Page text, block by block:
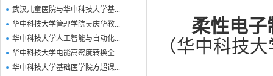
武汉儿童医院与华中科技大学基...
华中科技大学管理学院吴庆华教...
华中科技大学人工智能与自动化...
华中科技大学电能高密度转换全...
华中科技大学基础医学院方超课...
柔性电子
（华中科技